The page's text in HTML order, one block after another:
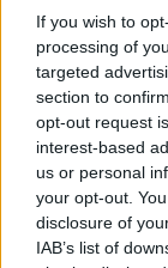
If you wish to
processing of
targeted
section to
opt-out request
interest-based
us or personal
your opt-out.
disclosure of
IAB’s list of
szokás,